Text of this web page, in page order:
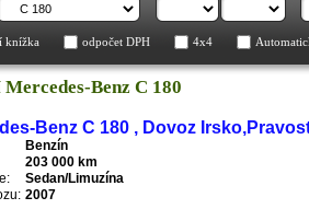
knížka odpočet DPH 4x4
Benz C 180
Benz C 180 , Dovoz
Benzín
203 000 km
Sedan/Limuzína
2007